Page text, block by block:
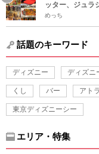
ッター、ジュラ
めっち
話題のキーワード
ディズニー ディズニ
くし バー アト
東京ディズニーシー
エリア・特集